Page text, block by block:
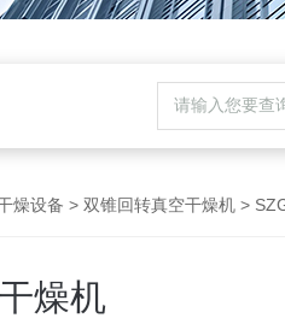
燥设备 > 双锥回转真空干燥机 >
燥机